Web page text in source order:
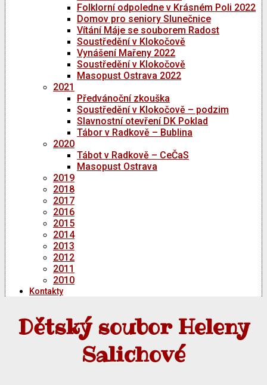
Folklorní odpoledne v Krásném Poli 2022
Domov pro seniory Slunečnice
Vítání Máje se souborem Radost
Soustředění v Klokočově
Vynášení Mařeny 2022
Soustředění v Klokočově
Masopust Ostrava 2022
2021
Předvánoční zkouška
Soustředění v Klokočově – podzim
Slavnostní otevření DK Poklad
Tábor v Radkově – Bublina
2020
Tábot v Radkově – CeČaS
Masopust Ostrava
2019
2018
2017
2016
2015
2014
2013
2012
2011
2010
Kontakty
Dětský soubor Heleny
Salichové